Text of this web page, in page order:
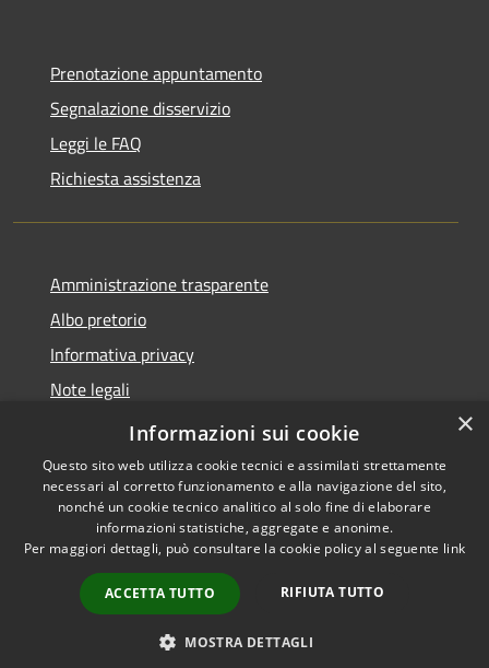
Prenotazione appuntamento
Segnalazione disservizio
Leggi le FAQ
Richiesta assistenza
Amministrazione trasparente
Albo pretorio
Informativa privacy
Note legali
Dichiarazione di accessibilità
Accessibilità
Copyright © 2026 • Comune di
Castel d'Ario • Powered by
Municipium•
×
Informazioni sui cookie
Questo sito web utilizza cookie tecnici e assimilati strettamente
necessari al corretto funzionamento e alla navigazione del sito,
nonché un cookie tecnico analitico al solo fine di elaborare
informazioni statistiche, aggregate e anonime.
Per maggiori dettagli, può consultare la cookie policy al seguente link
ACCETTA TUTTO RIFIUTA TUTTO
MOSTRA DETTAGLI